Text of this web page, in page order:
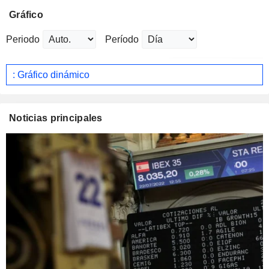
Gráfico
Periodo Período
: Gráfico dinámico
Noticias principales